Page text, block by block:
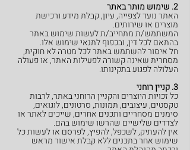
2. שימוש מותר באתר
האתר נועד לצפייה, עיון, קבלת מידע ורכישת
מוצרים או שירותים.
המשתמש/ת מתחייב/ת לעשות שימוש באתר
בהתאם לכל דין, ובכפוף לתנאי שימוש אלו.
חל איסור להשתמש באתר לכל מטרה לא חוקית,
מסחרית שאינה קשורה לפעילות האתר, או פעולה
העלולה לפגוע בתקינותו.
3. קניין רוחני
כל זכויות היוצרים והקניין הרוחני באתר, לרבות
טקסטים, עיצובים, תמונות, סרטונים, לוגואים,
סימנים מסחריים ותכנים אחרים, שייכים לאתר או
לצדדים שלישיים שהרשו שימוש בהם.
אין להעתיק, לשכפל, להפיץ, לפרסם או לעשות כל
שימוש אחר בתכנים ללא קבלת אישור מראש